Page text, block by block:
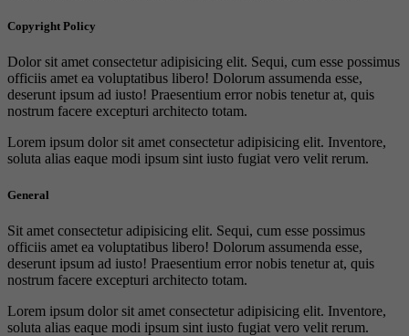
Copyright Policy
Dolor sit amet consectetur adipisicing elit. Sequi, cum esse possimus
officiis amet ea voluptatibus libero! Dolorum assumenda esse,
deserunt ipsum ad iusto! Praesentium error nobis tenetur at, quis
nostrum facere excepturi architecto totam.
Lorem ipsum dolor sit amet consectetur adipisicing elit. Inventore,
soluta alias eaque modi ipsum sint iusto fugiat vero velit rerum.
General
Sit amet consectetur adipisicing elit. Sequi, cum esse possimus
officiis amet ea voluptatibus libero! Dolorum assumenda esse,
deserunt ipsum ad iusto! Praesentium error nobis tenetur at, quis
nostrum facere excepturi architecto totam.
Lorem ipsum dolor sit amet consectetur adipisicing elit. Inventore,
soluta alias eaque modi ipsum sint iusto fugiat vero velit rerum.